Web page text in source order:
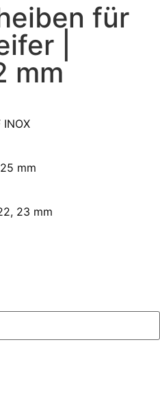
für
|
mm
mm
23 mm